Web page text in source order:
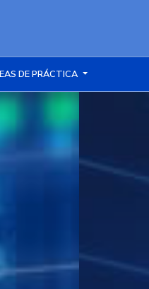
DE PRÁCTICA